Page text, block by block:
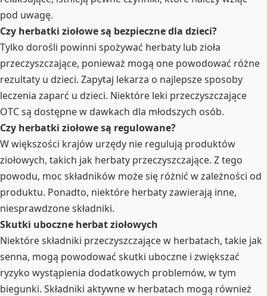
pod uwagę.
Czy herbatki ziołowe są bezpieczne dla dzieci?
Tylko dorośli powinni spożywać herbaty lub zioła
przeczyszczające, ponieważ mogą one powodować różne
rezultaty u dzieci. Zapytaj lekarza o najlepsze sposoby
leczenia zaparć u dzieci. Niektóre leki przeczyszczające
OTC są dostępne w dawkach dla młodszych osób.
Czy herbatki ziołowe są regulowane?
W większości krajów urzędy nie regulują produktów
ziołowych, takich jak herbaty przeczyszczające. Z tego
powodu, moc składników może się różnić w zależności od
produktu. Ponadto, niektóre herbaty zawierają inne,
niesprawdzone składniki.
Skutki uboczne herbat ziołowych
Niektóre składniki przeczyszczające w herbatach, takie jak
senna, mogą powodować skutki uboczne i zwiększać
ryzyko wystąpienia dodatkowych problemów, w tym
biegunki. Składniki aktywne w herbatach mogą również